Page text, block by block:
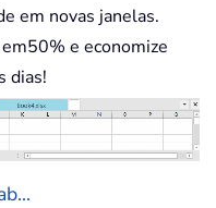
em novas janelas.
e economize
dias!